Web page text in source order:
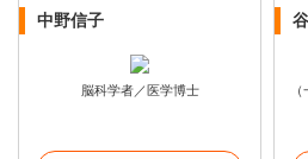
中野信子
脳科学者／医学博士